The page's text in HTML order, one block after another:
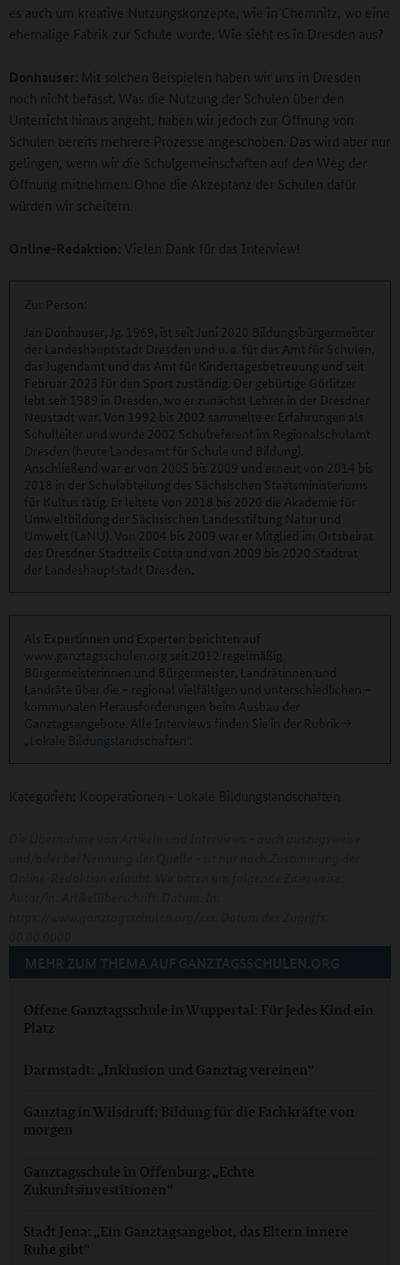
es auch um kreative Nutzungskonzepte, wie in Chemnitz, wo eine
ehemalige Fabrik zur Schule wurde. Wie sieht es in Dresden aus?
Donhauser: Mit solchen Beispielen haben wir uns in Dresden
noch nicht befasst. Was die Nutzung der Schulen über den
Unterricht hinaus angeht, haben wir jedoch zur Öffnung von
Schulen bereits mehrere Prozesse angeschoben. Das wird aber nur
gelingen, wenn wir die Schulgemeinschaften auf den Weg der
Öffnung mitnehmen. Ohne die Akzeptanz der Schulen dafür
würden wir scheitern.
Online-Redaktion: Vielen Dank für das Interview!
www.ganztagsschulen.org
„Lokale Bildungslandschaften“
Kategorien: Kooperationen - Lokale Bildungslandschaften
MEHR ZUM THEMA AUF GANZTAGSSCHULEN.ORG
Offene Ganztagsschule in Wuppertal: Für jedes Kind ein
Platz
Darmstadt: „Inklusion und Ganztag vereinen“
Ganztag in Wilsdruff: Bildung für die Fachkräfte von
morgen
Ganztagsschule in Offenburg: „Echte
Zukunftsinvestitionen“
Stadt Jena: „Ein Ganztagsangebot, das Eltern innere
Ruhe gibt“